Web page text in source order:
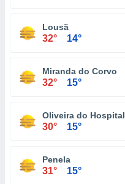
Lousã
32° 14°
Miranda do Corvo
32° 15°
Oliveira do Hospital
30° 15°
Penela
31° 15°